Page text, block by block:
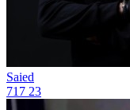
Saied
717 23